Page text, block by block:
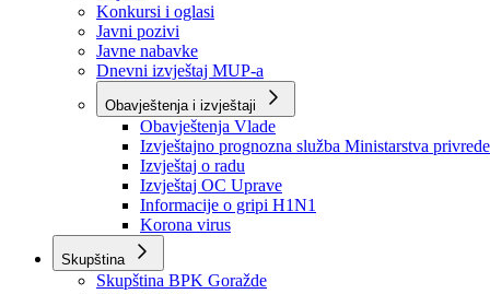
Sve vijesti
Izdvojeno
Najave
Konkursi i oglasi
Javni pozivi
Javne nabavke
Dnevni izvještaj MUP-a
Obavještenja i izvještaji
Obavještenja Vlade
Izvještajno prognozna služba Ministarstva privrede
Izvještaj o radu
Izvještaj OC Uprave
Informacije o gripi H1N1
Korona virus